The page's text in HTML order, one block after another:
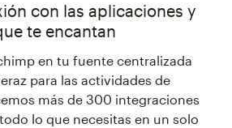
con las aplicaciones y
te encantan
en tu fuente centralizada
para las actividades de
más de 300 integraciones
lo que necesitas en un solo